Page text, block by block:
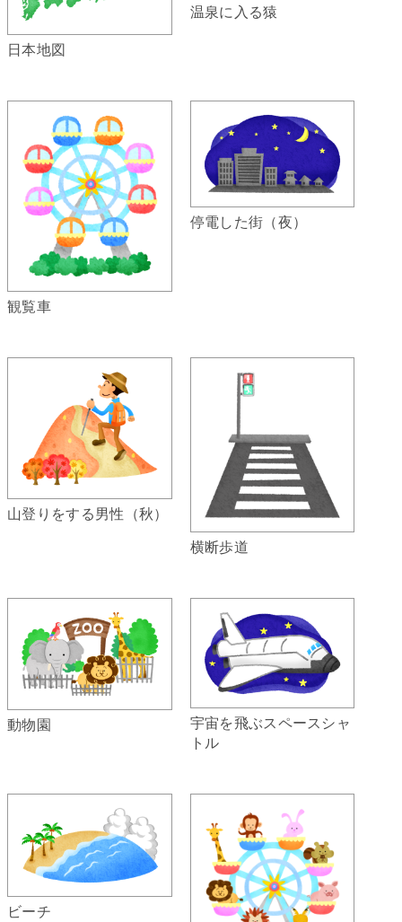
日本地図
温泉に入る猿
観覧車
停電した街（夜）
山登りをする男性（秋）
横断歩道
動物園
宇宙を飛ぶスペースシャ
トル
ビーチ